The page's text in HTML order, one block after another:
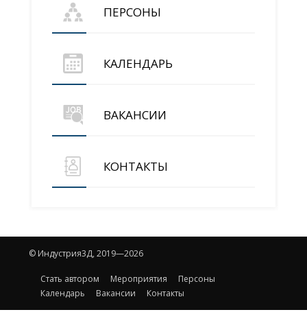
ПЕРСОНЫ
КАЛЕНДАРЬ
ВАКАНСИИ
КОНТАКТЫ
© Индустрия3Д, 2019—2026
Стать автором Мероприятия
Персоны
Календарь
Вакансии Контакты